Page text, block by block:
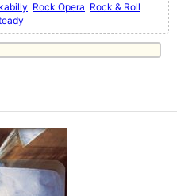
Rock Opera Rock & Roll